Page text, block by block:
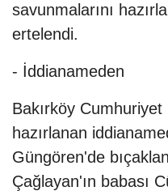
savunmalarını
ertelendi.
- İddianameden
Bakırköy Cumhuriyet
hazırlanan
Güngören'de
Çağlayan'ın babası